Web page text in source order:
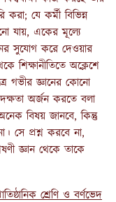
করা; যে কর্মী বিভিন্ন
যায়, একের মূল্যে
সুযোগ করে দেওয়ার
শিক্ষানীতিতে অক্লেশে
গভীর জ্ঞানের কোনো
দক্ষতা অর্জন করতে বলা
বিষয় জানবে, কিন্তু
সে প্রশ্ন করবে না,
জ্ঞান থেকে তাকে
শ্রেণি ও বর্ণভেদ